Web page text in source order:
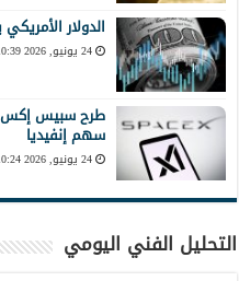
الدولار
24 يونيو, 2026 10:39 م
طرح سبيس إكس
سهم إنفيديا
24 يونيو, 2026 10:24 م
التحليل الفني اليومي